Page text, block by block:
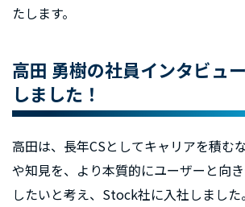
たします。
高田 勇樹の社員インタビュ
しました！
高田は、長年CSとしてキャリアを積む
や知見を、より本質的にユーザーと向
したいと考え、Stock社に入社しまし